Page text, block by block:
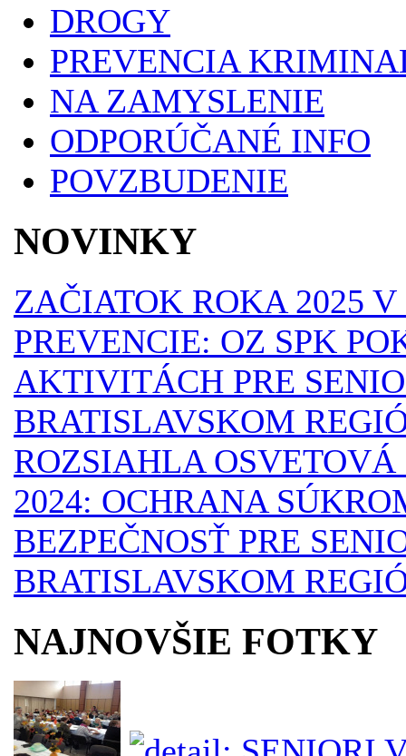
DROGY
PREVENCIA
NA ZAMYSLENIE
ODPORÚČANÉ INFO
POVZBUDENIE
NOVINKY
ZAČIATOK ROKA 2025
PREVENCIE: OZ SPK
AKTIVITÁCH PRE
BRATISLAVSKOM
ROZSIAHLA
2024: OCHRANA
BEZPEČNOSŤ PRE
BRATISLAVSKOM
NAJNOVŠIE FOTKY